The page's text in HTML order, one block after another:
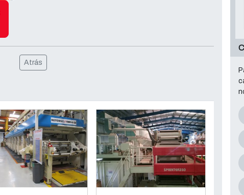
Atrás